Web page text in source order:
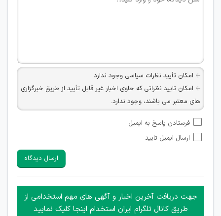
امکان تأیید نظرات سیاسی وجود ندارد.
امکان تایید نظراتی که حاوی اخبار غیر قابل تأیید از طریق خبرگزاری
های معتبر می باشند، وجود ندارد.
شبکه های مجازی ارتباطی می باشند وجود ندارد.
امکان تأیید نظرات کاربرانی که به هر طریقی قصد مأیوس کردن
هرگونه تحریک، تحقیر و کنایه به سایر افراد (مسئول و غیر مسئول)
غیر مجاز می باشد.
امکان هماهنگی برای هرگونه ملاقات حضوری چه به صورت دسته
جمعی و چه فردی توسط کاربران سایت وجود ندارد.
فرستادن پاسخ به ایمیل
ارسال ایمیل تایید
ارسال دیدگاه
جهت دریافت آخرین اخبار و آگهی های مهم استخدامی از
طریق کانال تلگرام ایران استخدام اینجا کلیک نمایید